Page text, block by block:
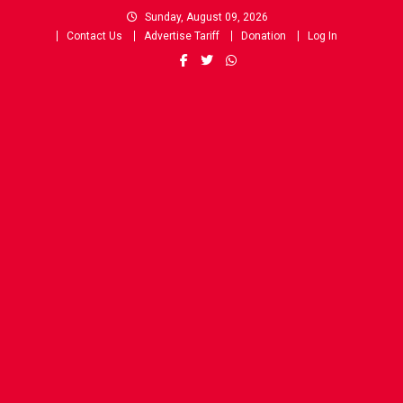
Sunday, August 09, 2026
Contact Us
Advertise Tariff Donation Log In